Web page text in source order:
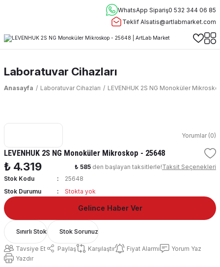
WhatsApp Sipariş0 532 344 06 85
Teklif Alsatis@artlabmarket.com
Laboratuvar Cihazları
Anasayfa Laboratuvar Cihazları LEVENHUK 2S NG Monoküler
Yorumlar (0)
LEVENHUK 2S NG Monoküler Mikroskop - 25648
₺ 4.319 ₺ 585 den başlayan taksitlerle!Taksit Seçenekleri
Stok Kodu
25648
Stok Durumu
Stokta yok
Gelince Haber Ver
Sınırlı Stok Stok Sorunuz
Tavsiye Et Paylaş Karşılaştır Fiyat Alarmı
Yorum Yaz
Yazdır